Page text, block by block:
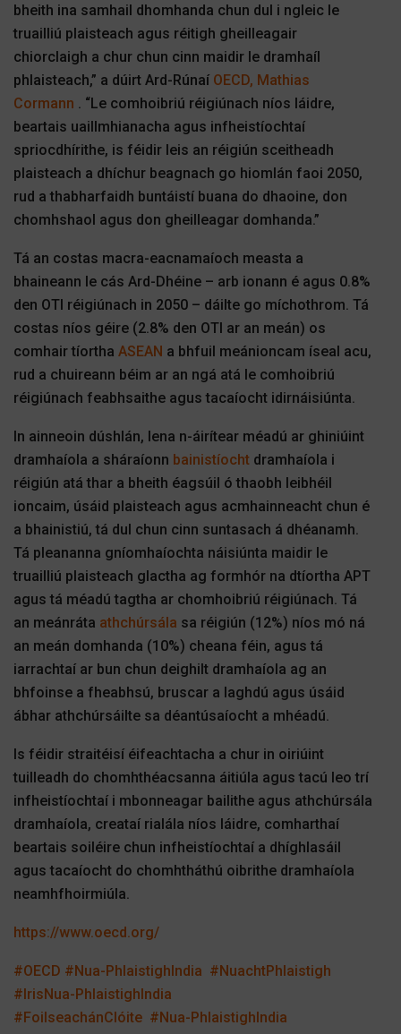
bheith ina samhail dhomhanda chun dul i ngleic le
truailliú plaisteach agus réitigh gheilleagair
chiorclaigh a chur chun cinn maidir le dramhaíl
phlaisteach,” a dúirt Ard-Rúnaí OECD, Mathias
Cormann . “Le comhoibriú réigiúnach níos láidre,
beartais uaillmhianacha agus infheistíochtaí
spriocdhírithe, is féidir leis an réigiún sceitheadh ​​
plaisteach a dhíchur beagnach go hiomlán faoi 2050,
rud a thabharfaidh buntáistí buana do dhaoine, don
chomhshaol agus don gheilleagar domhanda.”
Tá an costas macra-eacnamaíoch measta a
bhaineann le cás Ard-Dhéine – arb ionann é agus 0.8%
den OTI réigiúnach in 2050 – dáilte go míchothrom. Tá
costas níos géire (2.8% den OTI ar an meán) os
comhair tíortha ASEAN a bhfuil meánioncam íseal acu,
rud a chuireann béim ar an ngá atá le comhoibriú
réigiúnach feabhsaithe agus tacaíocht idirnáisiúnta.
In ainneoin dúshlán, lena n-áirítear méadú ar ghiniúint
dramhaíola a sháraíonn bainistíocht dramhaíola i
réigiún atá thar a bheith éagsúil ó thaobh leibhéil
ioncaim, úsáid plaisteach agus acmhainneacht chun é
a bhainistiú, tá dul chun cinn suntasach á dhéanamh.
Tá pleananna gníomhaíochta náisiúnta maidir le
truailliú plaisteach glactha ag formhór na dtíortha APT
agus tá méadú tagtha ar chomhoibriú réigiúnach. Tá
an meánráta athchúrsála sa réigiún (12%) níos mó ná
an meán domhanda (10%) cheana féin, agus tá
iarrachtaí ar bun chun deighilt dramhaíola ag an
bhfoinse a fheabhsú, bruscar a laghdú agus úsáid
ábhar athchúrsáilte sa déantúsaíocht a mhéadú.
Is féidir straitéisí éifeachtacha a chur in oiriúint
tuilleadh do chomhthéacsanna áitiúla agus tacú leo trí
infheistíochtaí i mbonneagar bailithe agus athchúrsála
dramhaíola, creataí rialála níos láidre, comharthaí
beartais soiléire chun infheistíochtaí a dhíghlasáil
agus tacaíocht do chomhtháthú oibrithe dramhaíola
neamhfhoirmiúla.
https://www.oecd.org/
#OECD #Nua-PhlaistighIndia #NuachtPhlaistigh
#IrisNua-PhlaistighIndia
#FoilseachánClóite #Nua-PhlaistighIndia